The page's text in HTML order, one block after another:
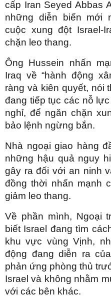
cấp Iran Seyed Abbas
những diễn biến mới
cuộc xung đột Israel-
chặn leo thang.
Ông Hussein nhấn
Iraq về “hành động
ràng và kiên quyết, nói
đang tiếp tục các nỗ
nghỉ, để ngăn chặn
bảo lệnh ngừng bắn.
Nhà ngoại giao hàng
những hậu quả nguy
gây ra đối với an ninh
đồng thời nhấn mạnh
giảm leo thang.
Về phần mình, Ngoại
biết Israel đang tìm
khu vực vùng Vịnh,
động đang diễn ra
phản ứng phòng thủ
Israel và không nhằm
với các bên khác.